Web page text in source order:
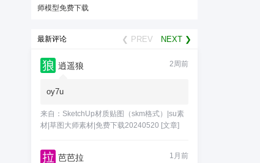
师模型免费下载
最新评论 ❮ PREV NEXT ❯
逍遥狼 2周前
oy7u
来自： SketchUp材质贴图（skm格式）|su素
材|草图大师素材|免费下载20240520 [文章]
芭芭拉 1月前